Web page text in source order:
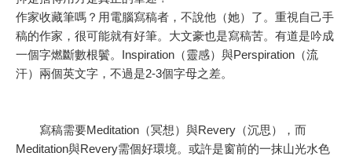
作家收藏筆嗎？用電腦寫稿者，不說他（她）了。重視自己手
稿的作家，很可能就有好筆。大文豪也是寫稿苦。有道是吟成
一個字燃斷數根鬢。Inspiration（靈感）與Perspiration（流
汗）兩個英文字，不過是2-3個字母之差。
寫稿需要Meditation（冥想）與Revery（沉思），而
Meditation與Revery需個好環境。或許是窗前的一抹山光水色